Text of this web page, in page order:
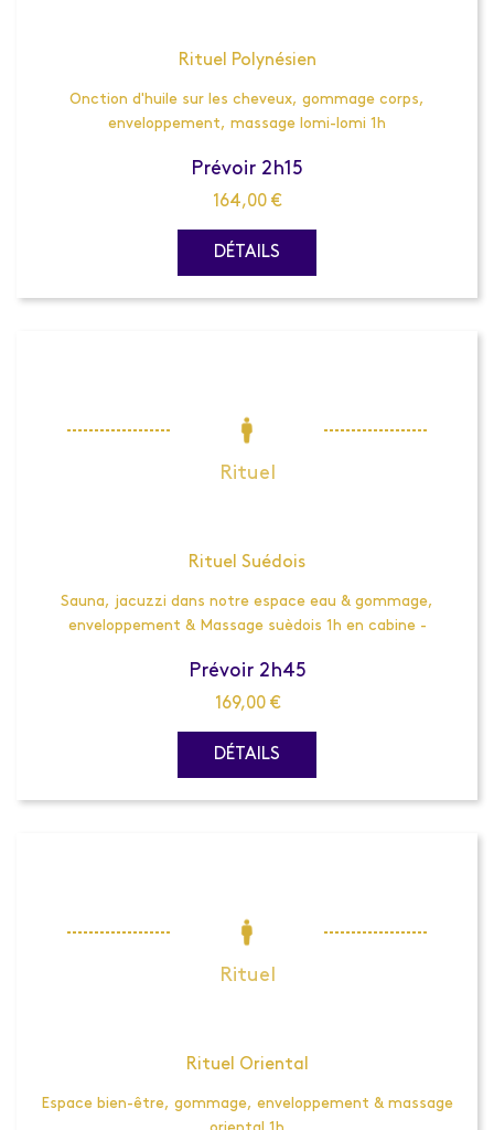
Rituel Polynésien
Onction d'huile sur les cheveux, gommage corps,
enveloppement, massage lomi-lomi 1h
Prévoir 2h15
164,00 €
DÉTAILS
Rituel
Rituel Suédois
Sauna, jacuzzi dans notre espace eau & gommage,
enveloppement & Massage suèdois 1h en cabine -
Prévoir 2h45
169,00 €
DÉTAILS
Rituel
Rituel Oriental
Espace bien-être, gommage, enveloppement & massage